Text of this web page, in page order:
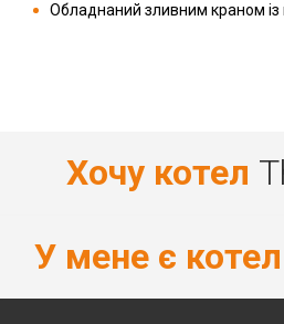
Обладнаний зливним краном
Хочу котел
У мене є котел